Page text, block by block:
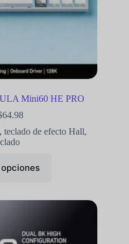
Mini60 HE PRO
64.98
teclado de efecto Hall,